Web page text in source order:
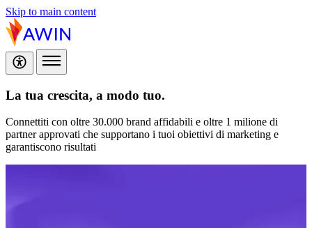
Skip to main content
La tua crescita, a modo tuo.
Connettiti con oltre 30.000 brand affidabili e oltre 1 milione di
partner approvati che supportano i tuoi obiettivi di marketing e
garantiscono risultati